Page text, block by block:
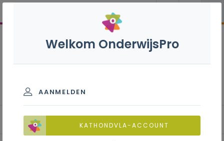
- 3de graad - A-finaliteit
Welkom OnderwijsPro
AANMELDEN
KATHONDVLA-ACCOUNT